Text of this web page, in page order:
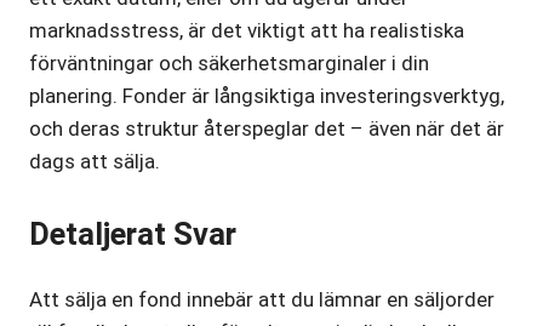
marknadsstress, är det viktigt att ha realistiska
förväntningar och säkerhetsmarginaler i din
planering. Fonder är långsiktiga investeringsverktyg,
och deras struktur återspeglar det – även när det är
dags att sälja.
Detaljerat Svar
Att sälja en fond innebär att du lämnar en säljorder